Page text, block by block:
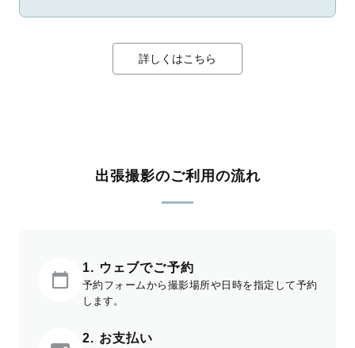
詳しくはこちら
出張撮影のご利用の流れ
1. ウェブでご予約
予約フォームから撮影場所や日時を指定して予約
します。
2. お支払い